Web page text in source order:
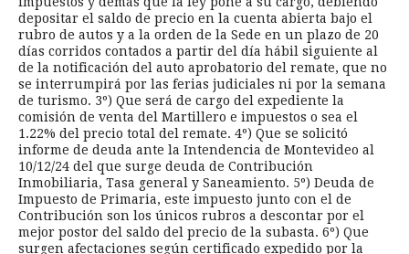
depositar el saldo de precio en la cuenta abierta bajo el
rubro de autos y a la orden de la Sede en un plazo de 20
días corridos contados a partir del día hábil siguiente al
de la notificación del auto aprobatorio del remate, que no
se interrumpirá por las ferias judiciales ni por la semana
de turismo. 3º) Que será de cargo del expediente la
comisión de venta del Martillero e impuestos o sea el
1.22% del precio total del remate. 4º) Que se solicitó
informe de deuda ante la Intendencia de Montevideo al
10/12/24 del que surge deuda de Contribución
Inmobiliaria, Tasa general y Saneamiento. 5º) Deuda de
Impuesto de Primaria, este impuesto junto con el de
Contribución son los únicos rubros a descontar por el
mejor postor del saldo del precio de la subasta. 6º) Que
surgen afectaciones según certificado expedido por la